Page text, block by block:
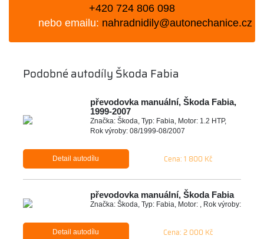
+420 724 806 098
nebo emailu: nahradnidily@autonechanice.cz
Podobné autodíly Škoda Fabia
převodovka manuální, Škoda Fabia,
1999-2007
Značka: Škoda, Typ: Fabia, Motor: 1.2 HTP,
Rok výroby: 08/1999-08/2007
Detail autodílu Cena: 1 800 Kč
převodovka manuální, Škoda Fabia
Značka: Škoda, Typ: Fabia, Motor: , Rok výroby:
Detail autodílu Cena: 2 000 Kč